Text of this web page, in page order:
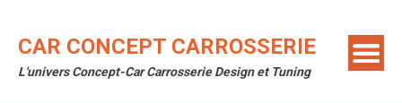
content
CAR CONCEPT CARROSSERIE
L'univers Concept-Car Carrosserie Design et Tuning